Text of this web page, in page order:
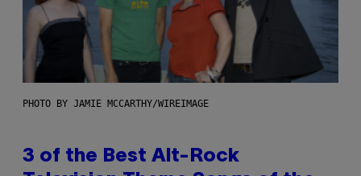
PHOTO BY JAMIE MCCARTHY/WIREIMAGE
3 of the Best Alt-Rock